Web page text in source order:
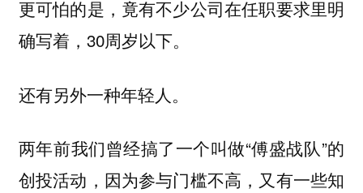
更可怕的是，竟有不少公司在任职要求里明
确写着，30周岁以下。
还有另外一种年轻人。
两年前我们曾经搞了一个叫做“傅盛战队”的
创投活动，因为参与门槛不高，又有一些知